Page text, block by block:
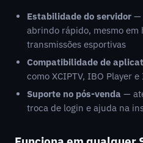
Estabilidade do servidor —
abrindo rápido, mesmo em
transmissões esportivas
Compatibilidade de
como XCIPTV, IBO Player
Suporte no pós-venda —
troca de login e ajuda na